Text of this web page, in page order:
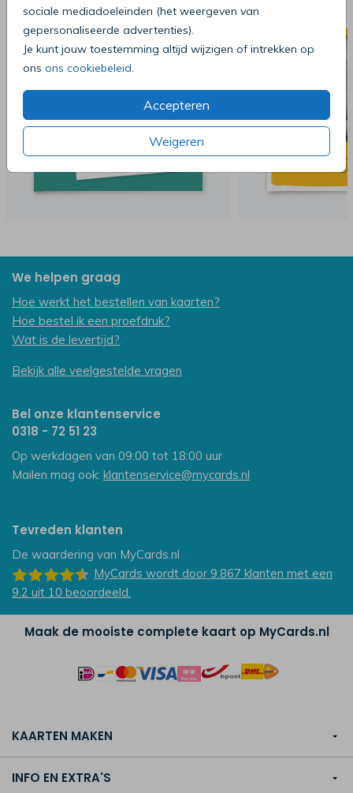
sociale mediadoeleinden (het weergeven van
gepersonaliseerde advertenties).
Je kunt jouw toestemming altijd wijzigen of intrekken op
ons ons cookiebeleid.
Accepteren
Weigeren
We helpen graag
Hoe werkt het bestellen van kaarten?
Hoe bestel ik een proefdruk?
Wat is de levertijd?
Bekijk alle veelgestelde vragen
Bel onze klantenservice
0318 - 72 51 23
Op werkdagen van 09:00 tot 18:00 uur
Mailen mag ook: klantenservice@mycards.nl
Tevreden klanten
De waardering van MyCards.nl
MyCards wordt door 9.867 klanten met een
9.2 uit 10 beoordeeld.
Maak de mooiste complete kaart op MyCards.nl
KAARTEN MAKEN
INFO EN EXTRA'S